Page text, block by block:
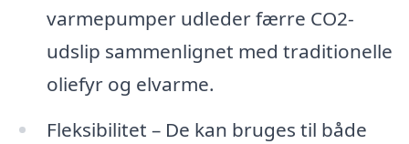
varmepumper udleder færre CO2-
udslip sammenlignet med traditionelle
oliefyr og elvarme.
Fleksibilitet – De kan bruges til både